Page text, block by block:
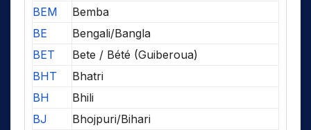
BEM
Bemba
BE
Bengali/Bangla
BET
Bete / Bété (Guiberoua)
BHT
Bhatri
BH
Bhili
BJ
Bhojpuri/Bihari